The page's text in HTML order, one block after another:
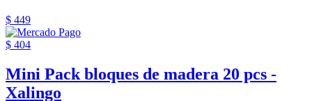
$ 449
$ 404
Mini Pack bloques de madera 20 pcs -
Xalingo